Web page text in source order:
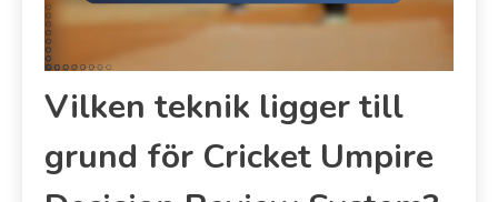
Vilken teknik ligger till
grund för Cricket Umpire